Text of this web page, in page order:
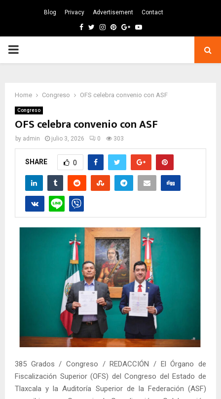
Blog Privacy Advertisement Contact
Facebook
TwitterInstagram
Pinterest
GoogleYoutube
PRIMARY
Home Congreso OFS celebra convenio con ASF
Congreso
OFS celebra convenio con ASF
by admin julio 3, 2026 0 303
SHARE 0
385 Grados / Congreso / REDACCIÓN / El Órgano de
Fiscalización Superior (OFS) del Congreso del Estado de
Tlaxcala y la Auditoría Superior de la Federación (ASF)